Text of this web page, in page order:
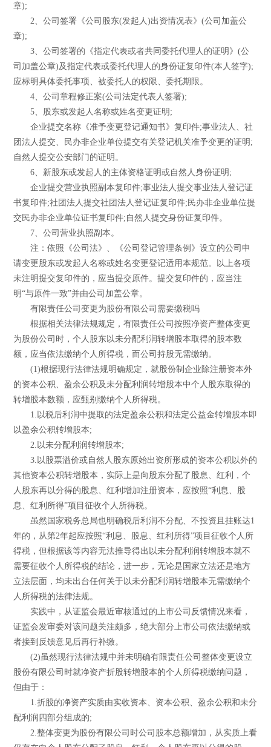
章);
2、公司签署《公司股东(发起人)出资情况表》(公司加盖公
章);
3、公司签署的《指定代表或者共同委托代理人的证明》(公
司加盖公章)及指定代表或委托代理人的身份证复印件(本人签字);
应标明具体委托事项、被委托人的权限、委托期限。
4、公司章程修正案(公司法定代表人签署);
5、股东或发起人名称或姓名变更证明;
企业提交名称《准予变更登记通知书》复印件;事业法人、社
团法人提交、民办非企业单位提交有关登记机关准予变更的证明;
自然人提交公安部门的证明。
6、新股东或发起人的主体资格证明或自然人身份证明;
企业提交营业执照副本复印件;事业法人提交事业法人登记证
书复印件;社团法人提交社团法人登记证复印件;民办非企业单位提
交民办非企业单位证书复印件;自然人提交身份证复印件。
7、公司营业执照副本。
注：依照《公司法》、《公司登记管理条例》设立的公司申
请变更股东或发起人名称或姓名变更登记适用本规范。以上各项
未注明提交复印件的，应当提交原件。提交复印件的，应当注
明“与原件一致”并由公司加盖公章。
有限责任公司变更为股份有限公司需要缴税吗
根据相关法律法规规定，有限责任公司按照净资产整体变更
为股份公司时，个人股东以未分配利润转增股本取得的股本数
额，应当依法缴纳个人所得税，而公司持股无需缴纳。
(1)根据现行法律法规明确规定，就股份制企业除注册资本外
的资本公积、盈余公积及未分配利润转增股本中个人股东取得的
转增股本数额，应甄别缴纳个人所得税。
1.以税后利润中提取的法定盈余公积和法定公益金转增股本即
以盈余公积转增股本;
2.以未分配利润转增股本;
3.以股票溢价或自然人股东原始出资所形成的资本公积以外的
其他资本公积转增股本，实际上是向股东分配了股息、红利，个
人股东再以分得的股息、红利增加注册资本，应按照“利息、股
息、红利所得”项目征收个人所得税。
虽然国家税务总局也明确税后利润不分配、不投资且挂账达1
年的，从第2年起应按照“利息、股息、红利所得”项目征收个人所
得税，但根据该等内容无法推导得出以未分配利润转增股本就不
需要征收个人所得税的结论，进一步，无论是国家立法还是地方
立法层面，均未出台任何关于以未分配利润转增股本无需缴纳个
人所得税的法律法规。
实践中，从证监会最近审核通过的上市公司反馈情况来看，
证监会发审委对该问题关注颇多，绝大部分上市公司依法缴纳或
者接到反馈意见后再行补缴。
(2)虽然现行法律法规中并未明确有限责任公司整体变更设立
股份有限公司时就净资产折股转增股本的个人所得税缴纳问题，
但由于：
1.折股的净资产实质由实收资本、资本公积、盈余公积和未分
配利润四部分组成的;
2.整体变更为股份有限公司时公司股本总额增加，从实质上看